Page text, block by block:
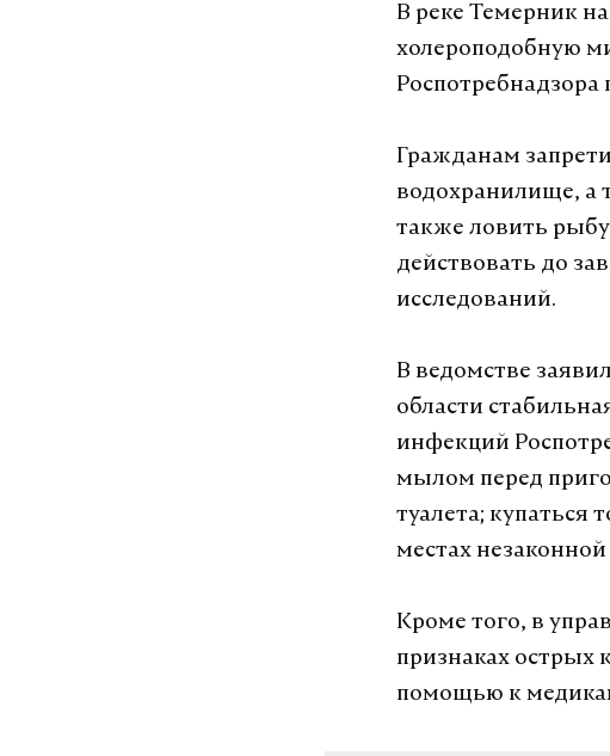
В реке Темерник
холероподобную
Роспотребнадзора
Гражданам
водохранилище, а
также ловить рыбу
действовать до
исследований.
В ведомстве
области
инфекций
мылом перед
туалета; купаться
местах незаконной
Кроме того, в
признаках острых
помощью к